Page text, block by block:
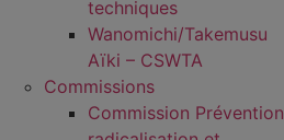
techniques
Wanomichi/Takemusu
Aïki – CSWTA
Commissions
Commission Prévention